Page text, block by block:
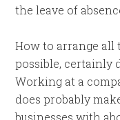
the leave of
How to arrange all
possible, certainly
Working at a
does probably
businesses with